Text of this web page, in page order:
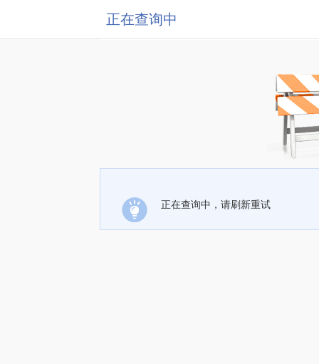
正在查询中
正在查询中，请刷新重试